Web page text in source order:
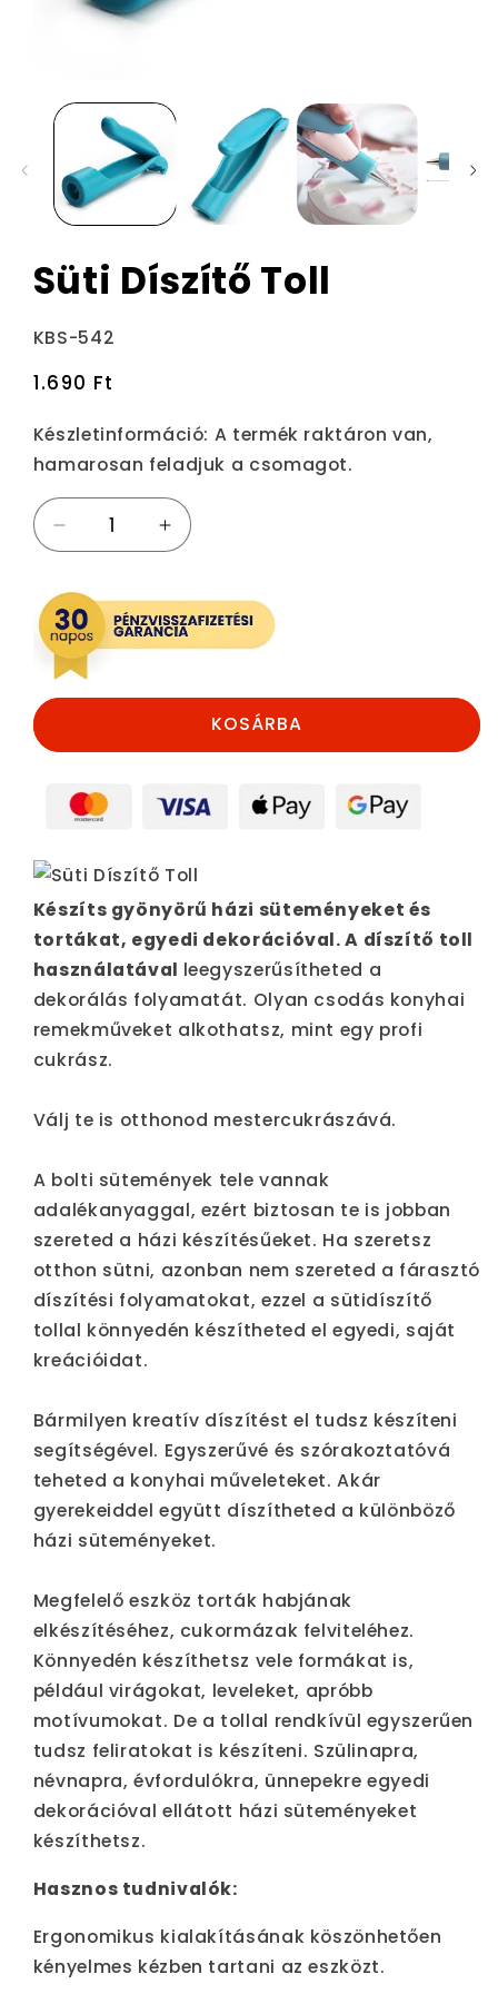
Süti Díszítő Toll
Termékváltozat:
KBS-542
Normál
1.690 Ft
Készletinformáció: A termék raktáron van,
hamarosan feladjuk a csomagot.
Díszítő
mennyiségének
csökkentése
Süti
Díszítő
mennyiségének
növelése
KOSÁRBA
Készíts gyönyörű házi süteményeket és
tortákat, egyedi dekorációval.A díszítő toll
használatával leegyszerűsítheted a
dekorálás folyamatát. Olyan csodás konyhai
remekműveket alkothatsz, mint egy profi
cukrász.
Válj te is otthonod mestercukrászává.
A bolti sütemények tele vannak
adalékanyaggal, ezért biztosan te is jobban
szereted a házi készítésűeket. Ha szeretsz
otthon sütni, azonban nem szereted a fárasztó
díszítési folyamatokat, ezzel a sütidíszítő
tollal könnyedén készítheted el egyedi, saját
kreációidat.
Bármilyen kreatív díszítést el tudsz készíteni
segítségével. Egyszerűvé és szórakoztatóvá
teheted a konyhai műveleteket. Akár
gyerekeiddel együtt díszítheted a különböző
házi süteményeket.
Megfelelő eszköz torták habjának
elkészítéséhez, cukormázak felviteléhez.
Könnyedén készíthetsz vele formákat is,
például virágokat, leveleket, apróbb
motívumokat. De a tollal rendkívül egyszerűen
tudsz feliratokat is készíteni. Szülinapra,
névnapra, évfordulókra, ünnepekre egyedi
dekorációval ellátott házi süteményeket
készíthetsz.
Hasznos tudnivalók:
Ergonomikus kialakításának köszönhetően
kényelmes kézben tartani az eszközt.